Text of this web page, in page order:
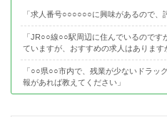
「求人番号○○○○○○に興味があるので、
「JR○○線○○駅周辺に住んでいるのです
ていますが、おすすめの求人はあります
「○○県○○市内で、残業が少ないドラッ
報があれば教えてください」